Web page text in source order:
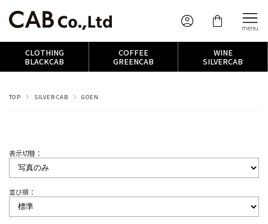
CLOTHING
BLACKCAB
COFFEE
GREENCAB
WINE
SILVERCAB
TOP SILVER CAB GOEN
表示切替：
並び順：